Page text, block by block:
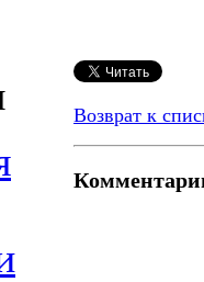
Возврат к